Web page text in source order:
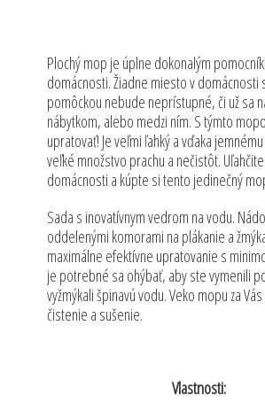
Plochý mop je úplne dokonalým
domácnosti. Žiadne miesto v domácnosti
pomôckou nebude neprístupné, či už sa
nábytkom, alebo medzi ním. S týmto
upratovať! Je veľmi ľahký a vďaka
veľké množstvo prachu a nečistôt.
domácnosti a kúpte si tento jedinečný
Sada s inovatívnym vedrom na vodu.
oddelenými komorami na plákanie a
maximálne efektívne upratovanie s
je potrebné sa ohýbať, aby ste vymenili
vyžmýkali špinavú vodu. Veko mopu za
čistenie a sušenie.
Vlastnosti: